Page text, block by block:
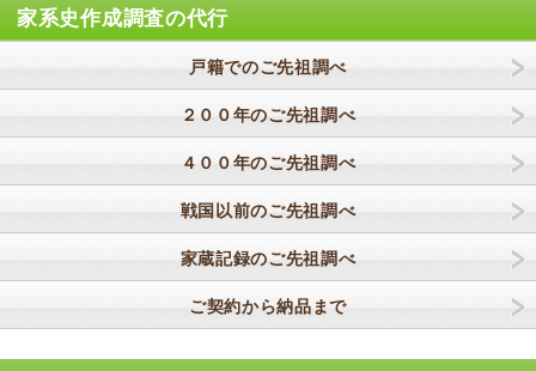
家系史作成調査の代行
戸籍でのご先祖調べ
２００年のご先祖調べ
４００年のご先祖調べ
戦国以前のご先祖調べ
家蔵記録のご先祖調べ
ご契約から納品まで